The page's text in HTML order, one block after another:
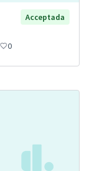
Acceptada
0